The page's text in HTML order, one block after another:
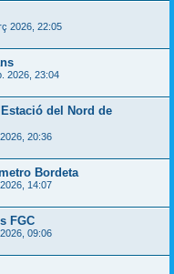
2026, 22:05
2026, 23:04
del Nord de
20:36
Bordeta
14:07
FGC
09:06